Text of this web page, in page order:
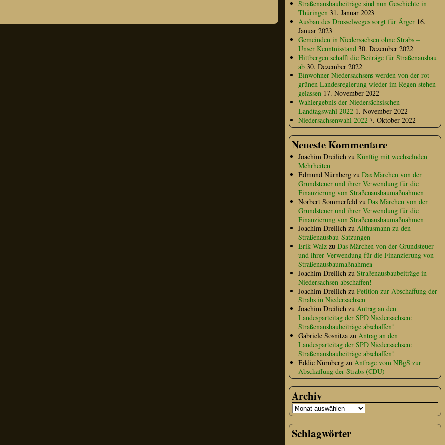
Straßenausbaubeiträge sind nun Geschichte in
Thüringen 31. Januar 2023
Ausbau des Drosselweges sorgt für Ärger 16.
Januar 2023
Gemeinden in Niedersachsen ohne Strabs –
Unser Kenntnisstand 30. Dezember 2022
Hittbergen schafft die Beiträge für Straßenausbau
ab 30. Dezember 2022
Einwohner Niedersachsens werden von der rot-
grünen Landesregierung wieder im Regen stehen
gelassen 17. November 2022
Wahlergebnis der Niedersächsischen
Landtagswahl 2022 1. November 2022
Niedersachsenwahl 2022 7. Oktober 2022
Neueste Kommentare
Joachim Dreilich zuKünftig mit wechselnden
Mehrheiten
Edmund Nürnberg zuDas Märchen von der
Grundsteuer und ihrer Verwendung für die
Finanzierung von Straßenausbaumaßnahmen
Norbert Sommerfeld zuDas Märchen von der
Grundsteuer und ihrer Verwendung für die
Finanzierung von Straßenausbaumaßnahmen
Joachim Dreilich zu Althusmann zu den
Straßenausbau-Satzungen
Erik Walz zuDas Märchen von der Grundsteuer
und ihrer Verwendung für die Finanzierung von
Straßenausbaumaßnahmen
Joachim Dreilich zuStraßenausbaubeiträge in
Niedersachsen abschaffen!
Joachim Dreilich zuPetition zur Abschaffung der
Strabs in Niedersachsen
Joachim Dreilich zu Antrag an den
Landesparteitag der SPD Niedersachsen:
Straßenausbaubeiträge abschaffen!
Gabriele Sosnitza zu Antrag an den
Landesparteitag der SPD Niedersachsen:
Straßenausbaubeiträge abschaffen!
Eddie Nürnberg zu Anfrage vom NBgS zur
Abschaffung der Strabs (CDU)
Archiv
Schlagwörter